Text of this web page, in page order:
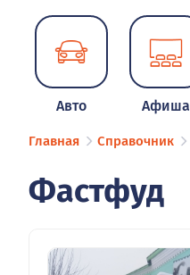
Авто Афиша
Главная Справочник
Фастфуд